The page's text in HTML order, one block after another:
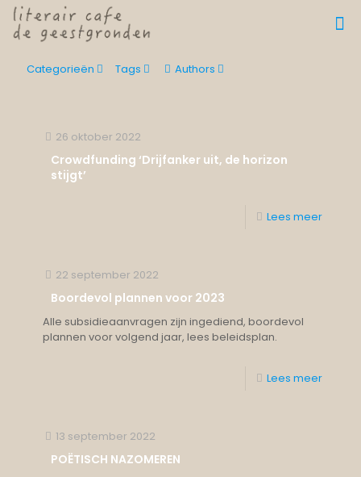
Categorieën Tags Authors
26 oktober 2022
Crowdfunding ‘Drijfanker uit, de horizon
stijgt’
Lees meer
22 september 2022
Boordevol plannen voor 2023
Alle subsidieaanvragen zijn ingediend, boordevol
plannen voor volgend jaar, lees beleidsplan.
Lees meer
13 september 2022
POËTISCH NAZOMEREN